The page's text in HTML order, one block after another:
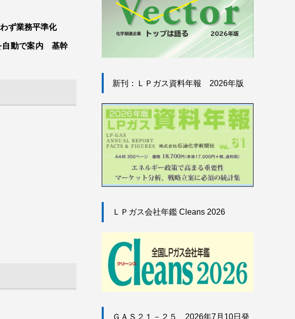
ず業務平準化
自動で案内 基幹
で伊丹産業グル
責任のある行動
０億円に据え、
ためのロードマ
ダー・主席研究
需要の全量をグ
新刊：ＬＰガス資料年報 2026年版
ＬＰガス会社年鑑 Cleans 2026
ＧＡＳ２１－２５ 2026年7月10日発